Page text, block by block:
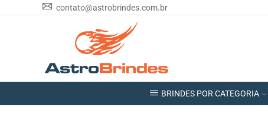
contato@astrobrindes.com.br
BRINDES POR CATEGORIA